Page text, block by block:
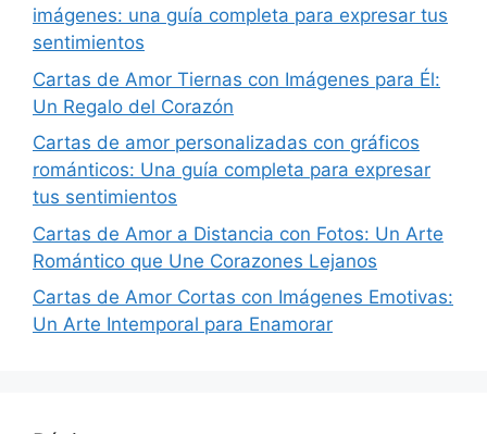
imágenes: una guía completa para expresar tus
sentimientos
Cartas de Amor Tiernas con Imágenes para Él:
Un Regalo del Corazón
Cartas de amor personalizadas con gráficos
románticos: Una guía completa para expresar
tus sentimientos
Cartas de Amor a Distancia con Fotos: Un Arte
Romántico que Une Corazones Lejanos
Cartas de Amor Cortas con Imágenes Emotivas:
Un Arte Intemporal para Enamorar